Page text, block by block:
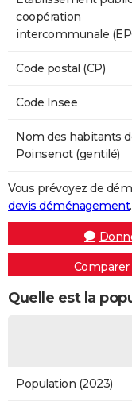
coopération
intercommunale
Code postal (CP)
Code Insee
Nom des habitants
Poinsenot (gentilé)
Vous prévoyez de
devis déménagement.
Comparer
Quelle est la
Population (2023)